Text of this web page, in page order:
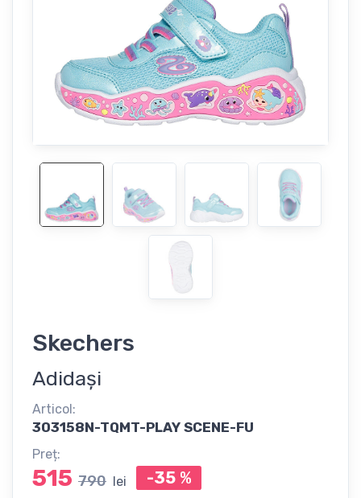
Skechers
Adidași
Articol:
303158N-TQMT-PLAY SCENE-FU
Preț:
515 790 lei -35%